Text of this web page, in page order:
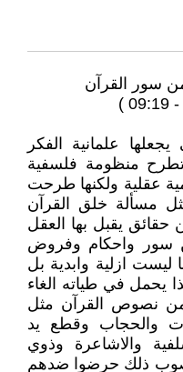
علمانية الفكر
تطرح منظومة فلسفية
عقلية ولكنها طرحت
مسألة خلق القرآن
حقائق يقبل بها العقل
سور واحكام وفروض
ازلية وابدية بل
في طياته الغاء
مايزيد على 80% من نصوص القرآن مثل
والحجاب وقطع يد
والاشاعرة وذوي
صوب ذلك حرضوا ضدهم